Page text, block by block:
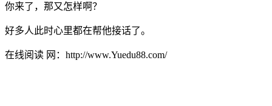
你来了，那又怎样啊？
好多人此时心里都在帮他接话了。
在线阅读 网：http://www.Yuedu88.com/